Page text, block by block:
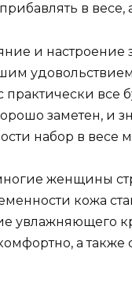
в весе,
и настроение
заметен, и
набор в весе
женщины
кожа
увлажняющего
а также